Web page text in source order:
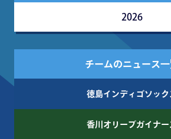
2026
チームのニュース
徳島インディゴソック
香川オリーブガイナー